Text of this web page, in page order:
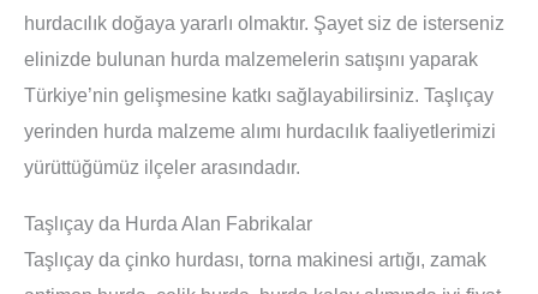
hurdacılık doğaya yararlı olmaktır. Şayet siz de isterseniz
elinizde bulunan hurda malzemelerin satışını yaparak
Türkiye’nin gelişmesine katkı sağlayabilirsiniz. Taşlıçay
yerinden hurda malzeme alımı hurdacılık faaliyetlerimizi
yürüttüğümüz ilçeler arasındadır.
Taşlıçay da Hurda Alan Fabrikalar
Taşlıçay da çinko hurdası, torna makinesi artığı, zamak